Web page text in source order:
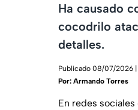
Ha causado
cocodrilo
detalles.
Publicado 08/07/2026 |
Por: Armando Torres
En redes